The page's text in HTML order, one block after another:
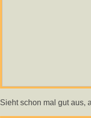
Sieht schon mal gut aus,